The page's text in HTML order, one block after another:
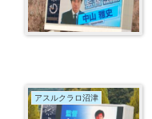
アスルクラロ沼津